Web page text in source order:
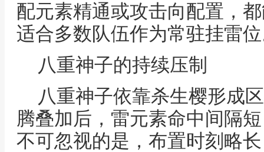
配元素精通或攻击向配置，
适合多数队伍作为常驻挂雷
八重神子的持续压制
八重神子依靠杀生樱形成
腾叠加后，雷元素命中间隔
不可忽视的是，布置时刻略